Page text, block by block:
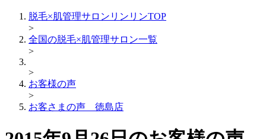
脱毛×肌管理サロンリンリンTOP
>
全国の脱毛×肌管理サロン一覧
>
>
お客様の声
>
お客さまの声 徳島店